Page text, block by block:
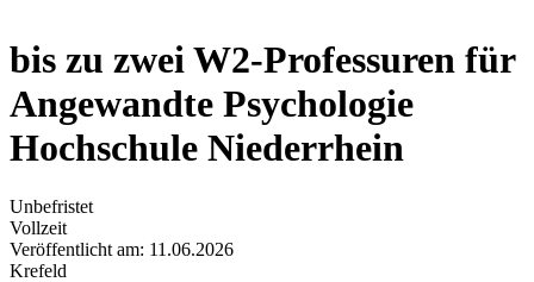
bis zu zwei W2-Professuren für
Angewandte Psychologie
Hochschule Niederrhein
Unbefristet
Vollzeit
Veröffentlicht am: 11.06.2026
Krefeld